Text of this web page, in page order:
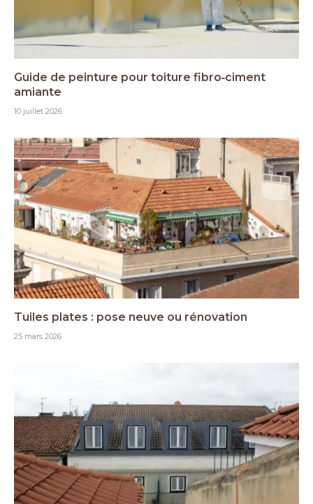
Guide de peinture pour toiture fibro‑ciment
amiante
10 juillet 2026
Tuiles plates : pose neuve ou rénovation
25 mars 2026